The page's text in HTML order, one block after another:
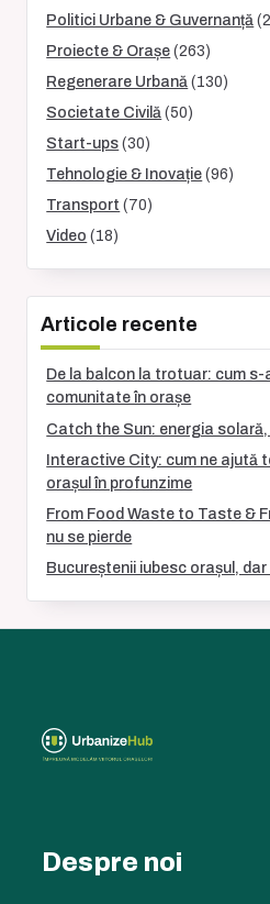
Politici Urbane & Guvernanță
Proiecte & Orașe (263)
Regenerare Urbană (130)
Societate Civilă (50)
Start-ups (30)
Tehnologie & Inovație (96)
Transport (70)
Video (18)
Articole recente
De la balcon la trotuar: cum
comunitate în orașe
Catch the Sun: energia
Interactive City: cum ne ajută
orașul în profunzime
From Food Waste to Taste &
nu se pierde
Bucureștenii iubesc orașul,
Despre noi